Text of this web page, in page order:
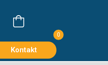
0
Kontakt